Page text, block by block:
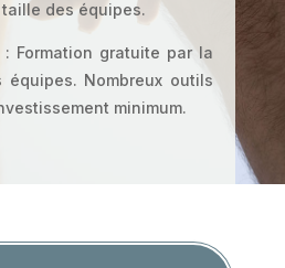
des équipes.
: Formation gratuite par la
Nombreux outils
minimum.